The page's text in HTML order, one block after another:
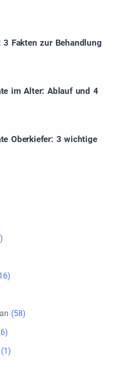
3 Fakten zur Behandlung
im Alter: Ablauf und 4
Oberkiefer: 3 wichtige
(58)
(1)